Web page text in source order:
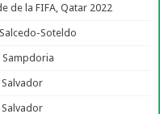
de la FIFA, Qatar 2022
Soteldo
Sampdoria